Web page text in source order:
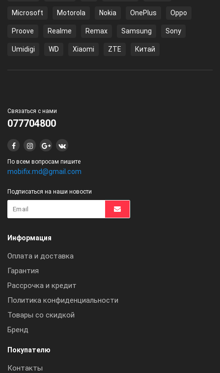
Microsoft Motorola Nokia OnePlus Oppo
Proove Realme Remax Samsung Sony
Umidigi WD Xiaomi ZTE Китай
Связаться с нами
077704800
По всем вопросам пишите
mobifix.md@gmail.com
Подписаться на наши новости
Информация
Оплата и доставка
Гарантия
Рассрочка и кредит
Политика конфиденциальности
Товары со скидкой
Бренд
Покупателю
Контакты